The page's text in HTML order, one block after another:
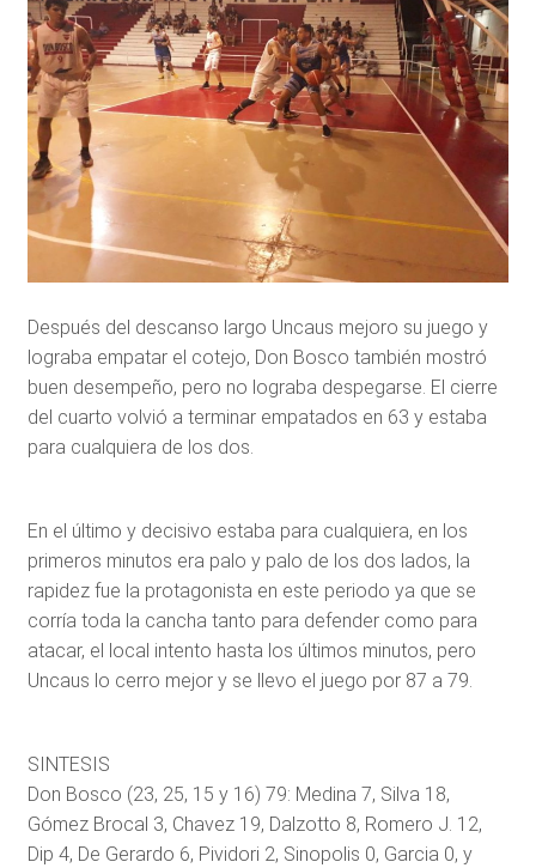
Después del descanso largo Uncaus mejoro su juego y
lograba empatar el cotejo, Don Bosco también mostró
buen desempeño, pero no lograba despegarse. El cierre
del cuarto volvió a terminar empatados en 63 y estaba
para cualquiera de los dos.
En el último y decisivo estaba para cualquiera, en los
primeros minutos era palo y palo de los dos lados, la
rapidez fue la protagonista en este periodo ya que se
corría toda la cancha tanto para defender como para
atacar, el local intento hasta los últimos minutos, pero
Uncaus lo cerro mejor y se llevo el juego por 87 a 79.
SINTESIS
Don Bosco (23, 25, 15 y 16) 79: Medina 7, Silva 18,
Gómez Brocal 3, Chavez 19, Dalzotto 8, Romero J. 12,
Dip 4, De Gerardo 6, Pividori 2, Sinopolis 0, Garcia 0, y